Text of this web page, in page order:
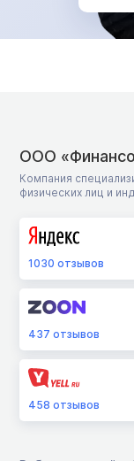
ООО
Компания
физических лиц и
1030 отзывов
437 отзывов
458 отзывов